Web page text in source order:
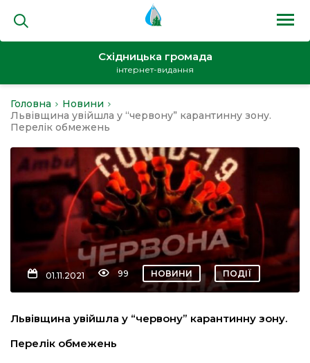
Східницька громада
інтернет-видання
Головна
Новини
Львівщина увійшла у “червону” карантинну зону.
Перелік обмежень
01.11.2021 99 НОВИНИ ПОДІЇ
Львівщина увійшла у “червону” карантинну зону.
Перелік обмежень